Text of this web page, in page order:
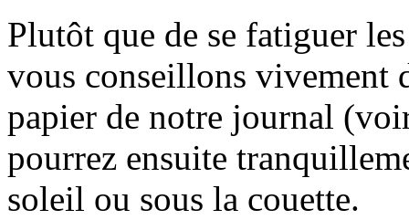
Plutôt que de se fatiguer
vous conseillons vivement
papier de notre journal
pourrez ensuite
soleil ou sous la couette.